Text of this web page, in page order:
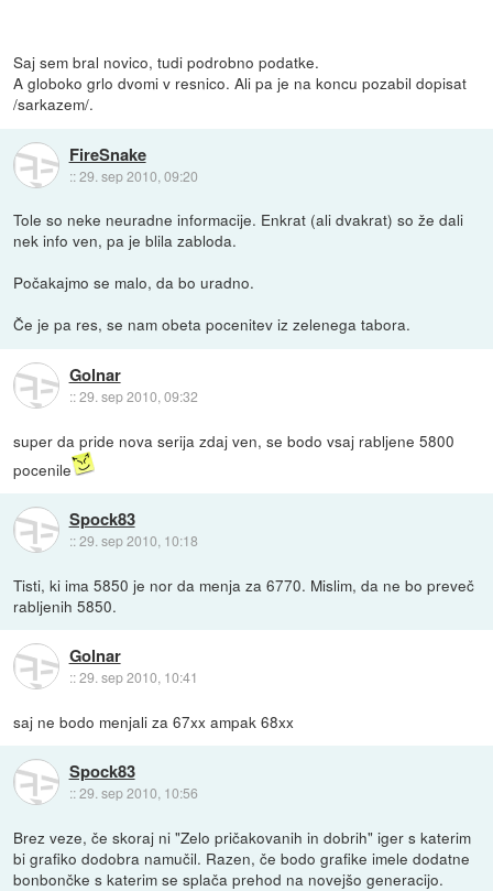
Saj sem bral novico, tudi podrobno podatke.
A globoko grlo dvomi v resnico. Ali pa je na koncu pozabil dopisat
/sarkazem/.
FireSnake
::29. sep 2010, 09:20
Tole so neke neuradne informacije. Enkrat (ali dvakrat) so že dali
nek info ven, pa je blila zabloda.
Počakajmo se malo, da bo uradno.
Če je pa res, se nam obeta pocenitev iz zelenega tabora.
Golnar
::29. sep 2010, 09:32
super da pride nova serija zdaj ven, se bodo vsaj rabljene 5800
pocenile
Spock83
::29. sep 2010, 10:18
Tisti, ki ima 5850 je nor da menja za 6770. Mislim, da ne bo preveč
rabljenih 5850.
Golnar
::29. sep 2010, 10:41
saj ne bodo menjali za 67xx ampak 68xx
Spock83
::29. sep 2010, 10:56
Brez veze, če skoraj ni "Zelo pričakovanih in dobrih" iger s katerim
bi grafiko dodobra namučil. Razen, če bodo grafike imele dodatne
bonbončke s katerim se splača prehod na novejšo generacijo.